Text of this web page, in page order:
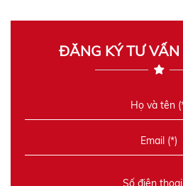
ĐĂNG KÝ TƯ VẤN